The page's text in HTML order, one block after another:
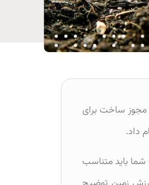
مجوز ساخت برای
داد.
باید متناسب